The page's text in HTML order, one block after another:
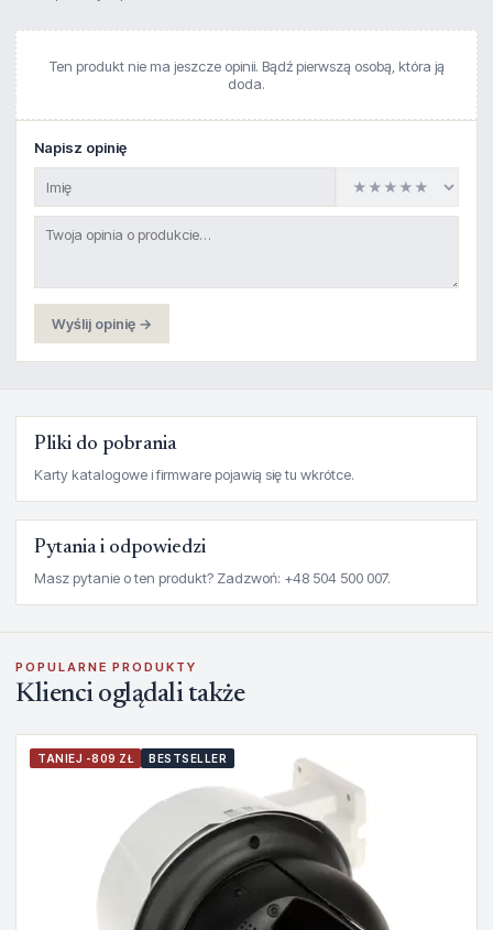
Ten produkt nie ma jeszcze opinii. Bądź pierwszą osobą, która ją
doda.
Napisz opinię
Wyślij opinię →
Pliki do pobrania
Karty katalogowe i firmware pojawią się tu wkrótce.
Pytania i odpowiedzi
Masz pytanie o ten produkt? Zadzwoń: +48 504 500 007.
POPULARNE PRODUKTY
Klienci oglądali także
TANIEJ -809 ZŁ BESTSELLER